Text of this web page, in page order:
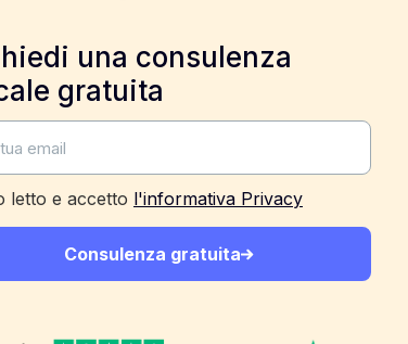
una consulenza
gratuita
letto e accetto l'informativa Privacy
Consulenza gratuita